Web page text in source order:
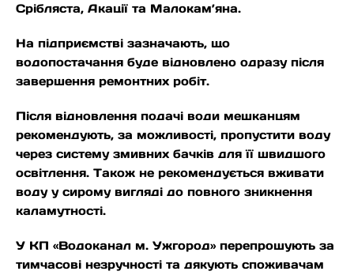
Срібляста, Акації та Малокам’яна.
На підприємстві зазначають, що
водопостачання буде відновлено одразу після
завершення ремонтних робіт.
Після відновлення подачі води мешканцям
рекомендують, за можливості, пропустити воду
через систему змивних бачків для її швидшого
освітлення. Також не рекомендується вживати
воду у сирому вигляді до повного зникнення
каламутності.
У КП «Водоканал м. Ужгород» перепрошують за
тимчасові незручності та дякують споживачам